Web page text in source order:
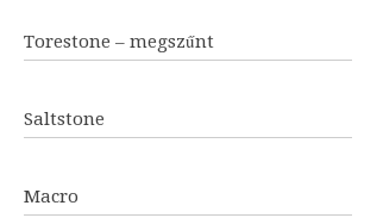
Torestone – megszűnt
Saltstone
Macro